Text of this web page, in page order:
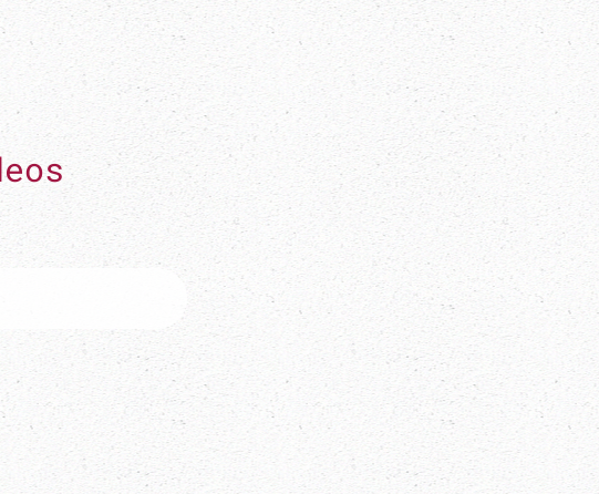
Community für transformative Arbeitswelten. Erhalte